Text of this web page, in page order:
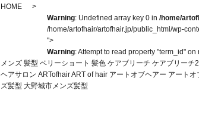
HOME
Warning: Undefined array key 0 in /home/
/home/artofhair/artofhair.jp/public_html/wp-
">
Warning: Attempt to read property "term_id" on
メンズ 髪型 ベリーショート 髪色 ケアブリーチ ケアブリー
ヘアサロン ARTofhair ART of hair アートオブヘアー アート
ズ髪型 大野城市メンズ髪型